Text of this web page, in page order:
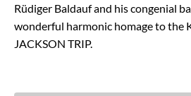
Rüdiger Baldauf and his congenial
wonderful harmonic homage to the
JACKSON TRIP.